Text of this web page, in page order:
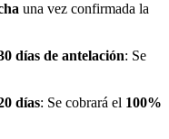
una vez confirmada la
días de antelación: Se
días: Se cobrará el 100%